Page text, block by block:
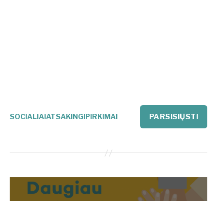
SOCIALIAIATSAKINGIPIRKIMAI PARSISIŲSTI